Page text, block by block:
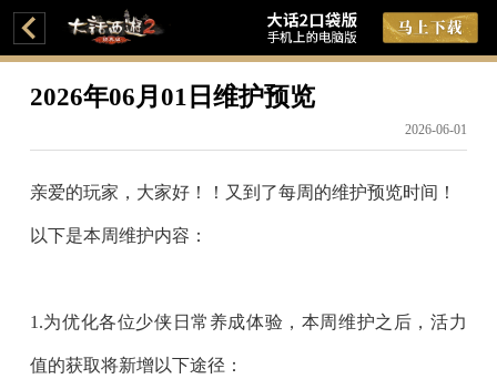
2026年06月01日维护预览
2026-06-01
亲爱的玩家，大家好！！又到了每周的维护预览时间！
以下是本周维护内容：
1.为优化各位少侠日常养成体验，本周维护之后， 活力
值的获取将新增以下途径：